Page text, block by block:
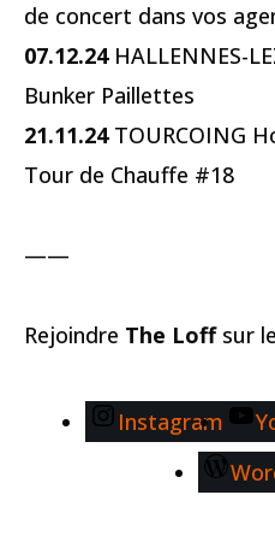
de concert dans vos
07.12.24HALLENNES-
Bunker Paillettes
21.11.24TOURCOING
Tour de Chauffe #18
——
Rejoindre The Loffsur
Instagram